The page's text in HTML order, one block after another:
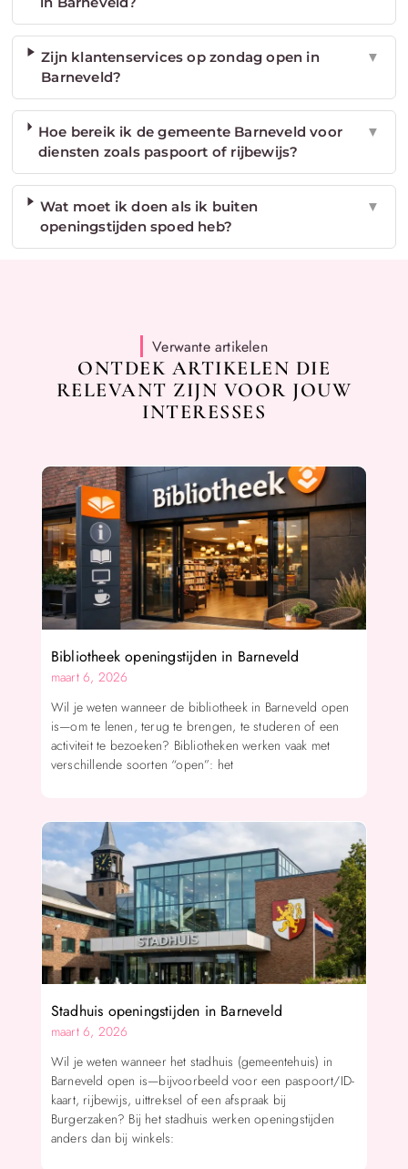
Zijn klantenservices op zondag open in
Barneveld?
▼
Hoe bereik ik de gemeente Barneveld voor
diensten zoals paspoort of rijbewijs?
▼
Wat moet ik doen als ik buiten
openingstijden spoed heb?
▼
Verwante artikelen
ONTDEK ARTIKELEN DIE
RELEVANT ZIJN VOOR JOUW
INTERESSES
Bibliotheek openingstijden in Barneveld
maart 6, 2026
Wil je weten wanneer de bibliotheek in Barneveld open
is—om te lenen, terug te brengen, te studeren of een
activiteit te bezoeken? Bibliotheken werken vaak met
verschillende soorten “open”: het
Stadhuis openingstijden in Barneveld
maart 6, 2026
Wil je weten wanneer het stadhuis (gemeentehuis) in
Barneveld open is—bijvoorbeeld voor een paspoort/ID-
kaart, rijbewijs, uittreksel of een afspraak bij
Burgerzaken? Bij het stadhuis werken openingstijden
anders dan bij winkels: